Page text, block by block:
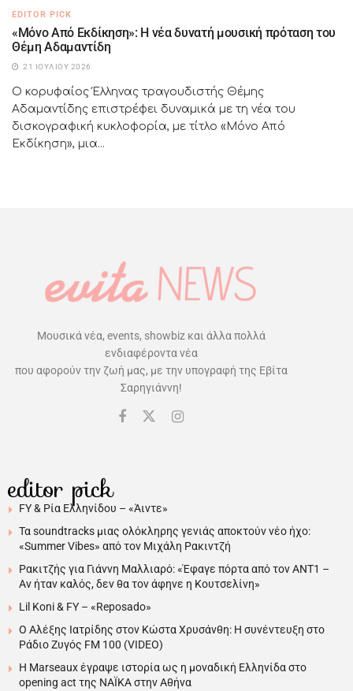
EDITOR PICK
«Μόνο Από Εκδίκηση»: Η νέα δυνατή μουσική πρόταση του
Θέμη Αδαμαντίδη
21 ΙΟΥΛΊΟΥ 2026
Ο κορυφαίος Έλληνας τραγουδιστής Θέμης
Αδαμαντίδης επιστρέφει δυναμικά με τη νέα του
δισκογραφική κυκλοφορία, με τίτλο «Μόνο Από
Εκδίκηση», μια...
Μουσικά νέα, events, showbiz και άλλα πολλά
ενδιαφέροντα νέα
που αφορούν την ζωή μας, με την υπογραφή της Εβίτα
Σαρηγιάννη!
editor pick
FY & Ρία Ελληνίδου – «Άιντε»
Τα soundtracks μιας ολόκληρης γενιάς αποκτούν νέο ήχο:
«Summer Vibes» από τον Μιχάλη Ρακιντζή
Ρακιτζής για Γιάννη Μαλλιαρό: «Έφαγε πόρτα από τον ΑΝΤ1 –
Αν ήταν καλός, δεν θα τον άφηνε η Κουτσελίνη»
Lil Koni & FY – «Reposado»
Ο Αλέξης Ιατρίδης στον Κώστα Χρυσάνθη: Η συνέντευξη στο
Ράδιο Ζυγός FM 100 (VIDEO)
H Marseaux έγραψε ιστορία ως η μοναδική Ελληνίδα στο
opening act της NAÏKA στην Αθήνα